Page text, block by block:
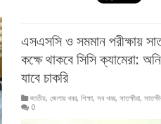
এসএসসি ও সমমান পরীক্ষায়
কক্ষে থাকবে সিসি ক্যামেরা:
যাবে চাকরি
জাতীয়, জেলার খবর, শিক্ষা, সব খবর, সাতক্ষীরা,
0